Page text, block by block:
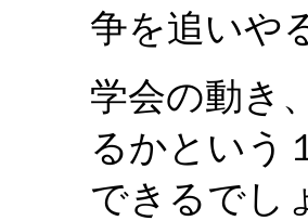
争を追いや
学会の動き
るかという
できるでし